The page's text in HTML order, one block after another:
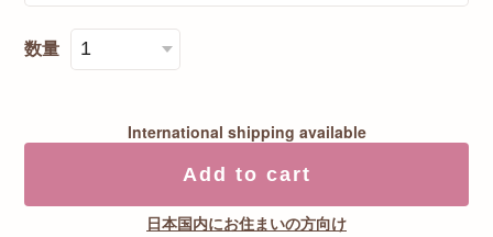
数量
International shipping available
Add to cart
日本国内にお住まいの方向け